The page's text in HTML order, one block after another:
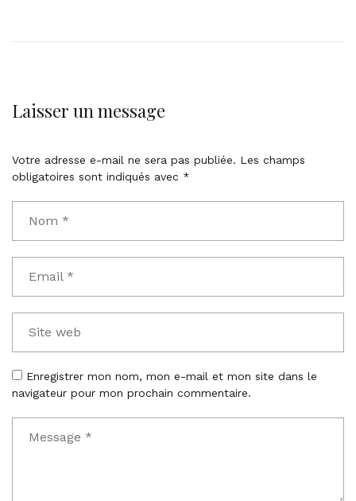
Laisser un message
Votre adresse e-mail ne sera pas publiée. Les champs
obligatoires sont indiqués avec *
Enregistrer mon nom, mon e-mail et mon site dans le
navigateur pour mon prochain commentaire.